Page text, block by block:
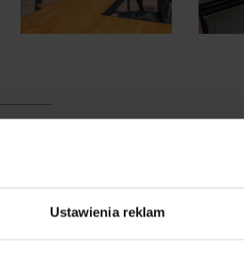
Ustawienia reklam